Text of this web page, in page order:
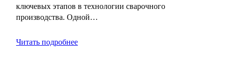
ключевых этапов в технологии сварочного
производства. Одной…
Читать подробнее